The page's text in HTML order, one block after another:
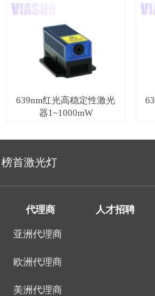
639nm红光高稳定性激光
器1~1000mW
代理商 人才招聘
亚洲代理商
欧洲代理商
美洲代理商
榜首激光灯